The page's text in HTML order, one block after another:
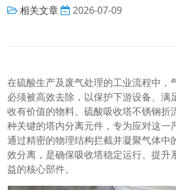
相关文章 2026-07-09
在硫酸生产及废气处理的工业流程中，
必须被高效去除，以保护下游设备、满
收有价值的物料。硫酸吸收塔不锈钢折
种关键的塔内分离元件，专为应对这一
通过精密的物理结构拦截并凝聚气体中
效分离，是确保吸收塔稳定运行、提升
益的核心部件。